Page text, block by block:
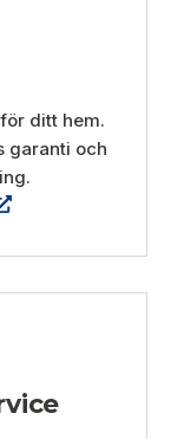
ditt hem.
garanti och